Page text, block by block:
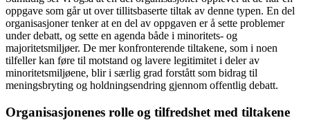
oppgave som går ut over tillitsbaserte tiltak av denne typen. En del
organisasjoner tenker at en del av oppgaven er å sette problemer
under debatt, og sette en agenda både i minoritets- og
majoritetsmiljøer. De mer konfronterende tiltakene, som i noen
tilfeller kan føre til motstand og lavere legitimitet i deler av
minoritetsmiljøene, blir i særlig grad forstått som bidrag til
meningsbryting og holdningsendring gjennom offentlig debatt.
Organisasjonenes rolle og tilfredshet med tiltakene